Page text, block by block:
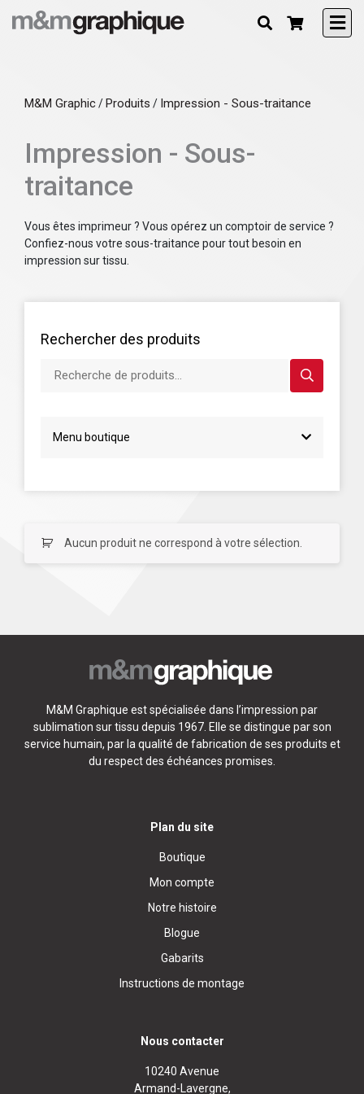
M&M Graphic/Produits / Impression - Sous-traitance
Impression - Sous-
traitance
Vous êtes imprimeur ? Vous opérez un comptoir de service ?
Confiez-nous votre sous-traitance pour tout besoin en
impression sur tissu.
Rechercher des produits
Menu boutique
Aucun produit ne correspond à votre sélection.
M&M Graphique est spécialisée dans l’impression par
sublimation sur tissu depuis 1967. Elle se distingue par son
service humain, par la qualité de fabrication de ses produits et
du respect des échéances promises.
Plan du site
Boutique
Mon compte
Notre histoire
Blogue
Gabarits
Instructions de montage
Nous contacter
10240 Avenue
Armand-Lavergne,